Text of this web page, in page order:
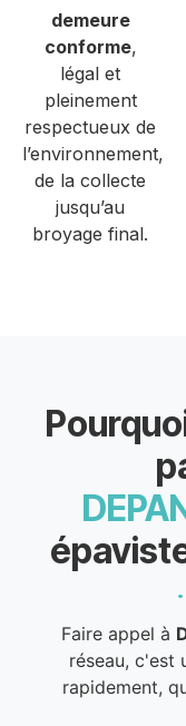
demeure
conforme,
légal et
pleinement
respectueux de
l’environnement,
de la collecte
jusqu’au
broyage final.
Faire appel à
réseau, c'est
rapidement,